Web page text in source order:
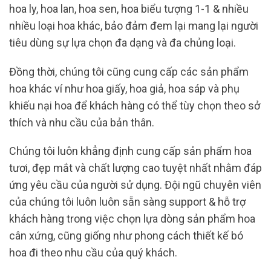
hoa ly, hoa lan, hoa sen, hoa biểu tượng 1-1 & nhiều
nhiều loại hoa khác, bảo đảm đem lại mang lại người
tiêu dùng sự lựa chọn đa dạng và đa chủng loại.
Đồng thời, chúng tôi cũng cung cấp các sản phẩm
hoa khác ví như hoa giấy, hoa giả, hoa sáp và phụ
khiếu nại hoa để khách hàng có thể tùy chọn theo sở
thích và nhu cầu của bản thân.
Chúng tôi luôn khẳng định cung cấp sản phẩm hoa
tươi, đẹp mắt và chất lượng cao tuyệt nhất nhằm đáp
ứng yêu cầu của người sử dụng. Đội ngũ chuyên viên
của chúng tôi luôn luôn sẵn sàng support & hỗ trợ
khách hàng trong việc chọn lựa dòng sản phẩm hoa
cân xứng, cũng giống như phong cách thiết kế bó
hoa đi theo nhu cầu của quý khách.